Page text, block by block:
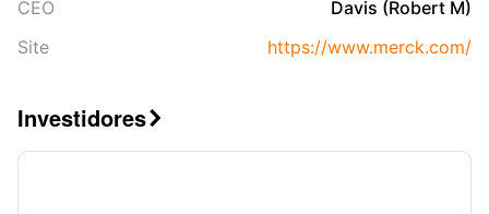
CEO
Davis (Robert M)
Site
https://www.merck.com/
Investidores